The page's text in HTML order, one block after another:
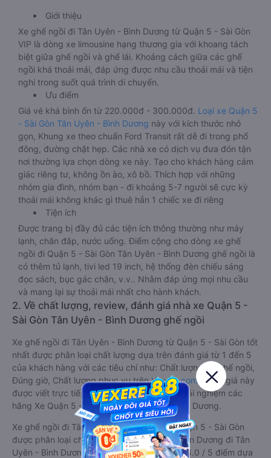
Giới thiệu
Xe ghế ngồi đi Tân Uyên - Bình Dương từ Quận 5 - Sài Gòn
VIP là dòng xe limousine hạng thương gia với khoang tách
biệt giữa ghế ngồi và ghế lái. Khoảng cách giữa các ghế
ngồi khá thoải mái, đáp ứng được nhu cầu thoải mái và tiện
nghi trong suốt quá trình di chuyển.
Ưu điểm
Giá vé khá bình ổn từ 220.000đ - 300.000đ. Loại xe Quận 5
- Sài Gòn Tân Uyên - Bình Dương này với kích thước nhỏ
gọn, Khung xe theo chuẩn Ford Transit rất dễ đi trong phố
đông, đường chật hẹp. Các nhà xe có dịch vụ đưa đón tận
nơi thường lựa chọn dòng xe này. Tạo cho khách hàng cảm
giác riêng tư, không ồn ào, xô bồ. Thích hợp với những
nhóm gia đình, nhóm bạn - đi khoảng 5-7 người sẽ cực kỳ
thoải mái không khác gì thuê hẳn 1 chiếc xe đi riêng
Tiện ích
Được trang bị đầy đủ các tiện ích thông thường như máy
lạnh, chăn đắp, nước uống. Điểm cộng cho dòng xe ghế
ngồi đi Quận 5 - Sài Gòn Tân Uyên - Bình Dương ghế ngồi là
có thêm tủ lạnh, tivi led 19 inch, hệ thống đèn chiếu sáng
đọc sách, bục gác chân, v.v.. Nhằm đáp ứng mọi nhu cầu
và mang lại sự thoải mái nhất cho hành khách.
2. Về chất lượng, review, đánh giá nhà xe Quận 5 -
Sài Gòn Tân Uyên - Bình Dương ghế ngồi
Xe ghế ngồi đi Tân Uyên - Bình Dương từ Quận 5 - Sài Gòn tốt
nhất được phân loại chất lượng dựa trên đánh giá từ 1 đến 5
của khách hàng với các tiêu chí như: Chất lượng xe ghế ngồi,
Đúng giờ, Chất lượng phục vụ trênVexere.com . Đánh giá này
được viết trực tiếp bởi các khách hàng đã trải nghiệm các
hãng Xe Quận 5 - Sài Gòn đi Tân Uyên - Bình Dương.
Xe ghế ngồi đi Tân Uyên - Bình Dương từ Quận 5 - Sài Gòn
được phân loại chất lượng tốt nhất là xe Thiện Dương đi Tân
Uyên - Bình Dương từ Quận 5 - Sài Gòn đạt 4.0 / 5 điểm dựa